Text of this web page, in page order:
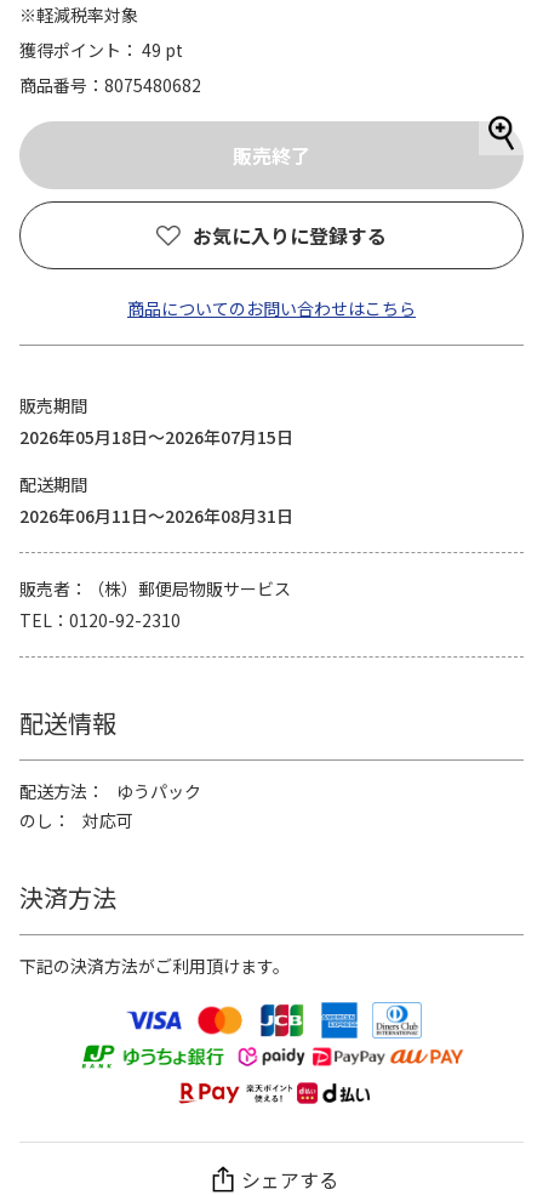
※軽減税率対象
獲得ポイント： 49 pt
商品番号
8075480682
お気に入りに登録する
商品についてのお問い合わせはこちら
販売期間
2026年05月18日～2026年07月15日
配送期間
2026年06月11日～2026年08月31日
販売者
（株）郵便局物販サービス
TEL
0120-92-2310
配送情報
配送方法
ゆうパック
のし
対応可
決済方法
下記の決済方法がご利用頂けます。
シェアする